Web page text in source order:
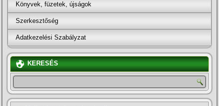
Könyvek, füzetek, újságok
Szerkesztőség
Adatkezelési Szabályzat
KERESÉS